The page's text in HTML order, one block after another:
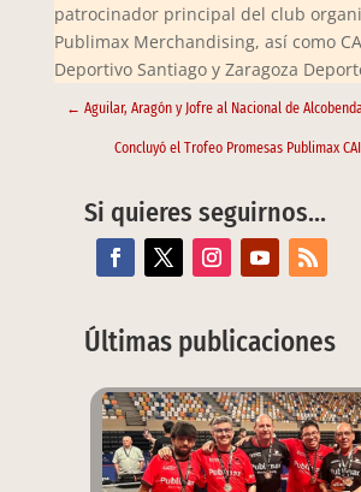
patrocinador principal del club
Publimax Merchandising, así como
Deportivo Santiago y Zaragoza
← Aguilar, Aragón y Jofre al Nacional de
Concluyó el Trofeo Promesas Publimax
Si quieres seguirnos…
Últimas publicaciones